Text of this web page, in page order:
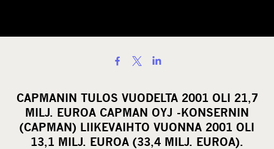
a
r
e
o
CAPMANIN TULOS VUODELTA 2001 OLI 21,7
MILJ. EUROA CAPMAN OYJ -KONSERNIN
(CAPMAN) LIIKEVAIHTO VUONNA 2001 OLI
13,1 MILJ. EUROA (33,4 MILJ. EUROA).